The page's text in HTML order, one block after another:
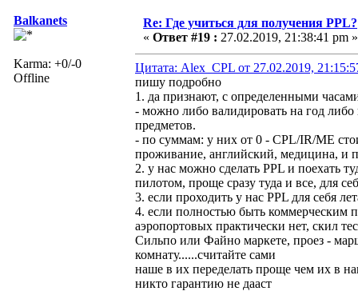
Balkanets
Karma: +0/-0
Offline
Re: Где учиться для получения PPL?
« Ответ #19 : 27.02.2019, 21:38:41 pm »
Цитата: Alex_CPL от 27.02.2019,
пишу подробно
1. да признают, с определенными
- можно либо валидировать на год либо
предметов.
- по суммам: у них от 0 - CPL/IR/ME
проживание, английский, медицина, и
2. у нас можно сделать PPL и поехать
пилотом, проще сразу туда и все, для
3. если проходить у нас PPL для себя
4. если полностью быть коммерческим
аэропортовых практически нет, скил
Сильпо или Файно маркете, проез -
комнату......считайте сами
наше в их переделать проще чем их в
никто гарантию не дааст